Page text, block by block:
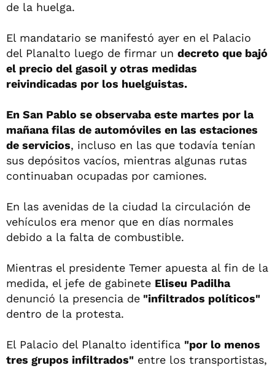
de la huelga.
El mandatario se manifestó ayer en el Palacio
del Planalto luego de firmar un decreto que bajó
el precio del gasoil y otras medidas
reivindicadas por los huelguistas.
En San Pablo se observaba este martes por la
mañana filas de automóviles en las estaciones
de servicios, incluso en las que todavía tenían
sus depósitos vacíos, mientras algunas rutas
continuaban ocupadas por camiones.
En las avenidas de la ciudad la circulación de
vehículos era menor que en días normales
debido a la falta de combustible.
Mientras el presidente Temer apuesta al fin de la
medida, el jefe de gabinete Eliseu Padilha
denunció la presencia de "infiltrados políticos"
dentro de la protesta.
El Palacio del Planalto identifica "por lo menos
tres grupos infiltrados" entre los transportistas,